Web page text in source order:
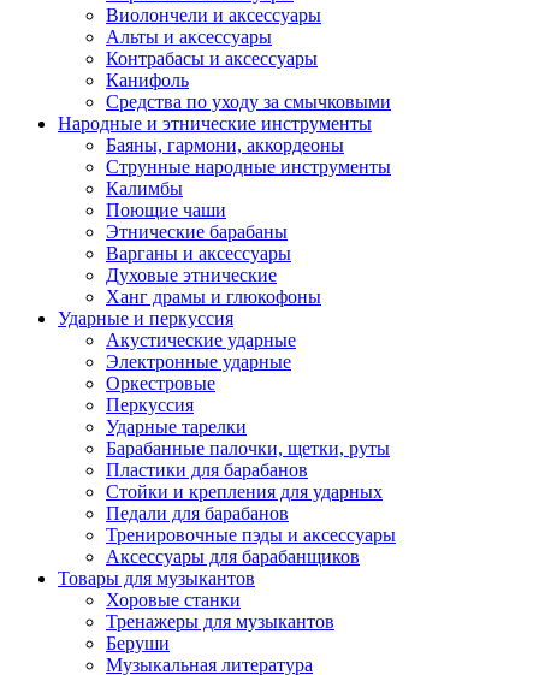
Виолончели и аксессуары
Альты и аксессуары
Контрабасы и аксессуары
Канифоль
Средства по уходу за смычковыми
Народные и этнические инструменты
Баяны, гармони, аккордеоны
Струнные народные инструменты
Калимбы
Поющие чаши
Этнические барабаны
Варганы и аксессуары
Духовые этнические
Ханг драмы и глюкофоны
Ударные и перкуссия
Акустические ударные
Электронные ударные
Оркестровые
Перкуссия
Ударные тарелки
Барабанные палочки, щетки, руты
Пластики для барабанов
Стойки и крепления для ударных
Педали для барабанов
Тренировочные пэды и аксессуары
Аксессуары для барабанщиков
Товары для музыкантов
Хоровые станки
Тренажеры для музыкантов
Беруши
Музыкальная литература